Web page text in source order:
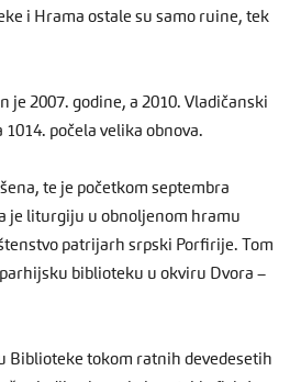
i Hrama ostale su samo ruine, tek
je 2007. godine, a 2010. Vladičanski
1014. počela velika obnova.
te je početkom septembra
je liturgiju u obnoljenom hramu
patrijarh srpski Porfirije. Tom
biblioteku u okviru Dvora –
Biblioteke tokom ratnih devedesetih